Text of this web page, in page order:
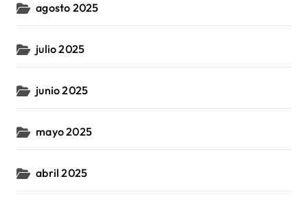
agosto 2025
julio 2025
junio 2025
mayo 2025
abril 2025